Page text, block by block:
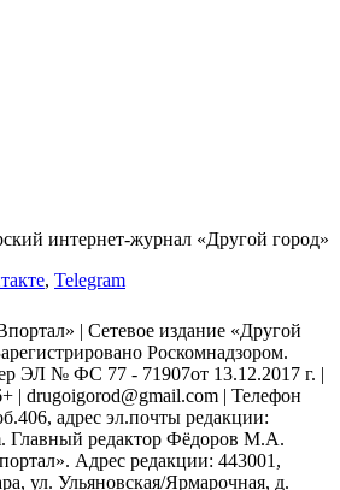
интернет-журнал «Другой город»
, Telegram
| Сетевое издание «Другой
Роскомнадзором.
ЭЛ № ФС 77 - 71907от 13.12.2017 г. |
| drugoigorod@gmail.com | Телефон
адрес эл.почты редакции:
Главный редактор Фёдоров М.А.
Адрес редакции: 443001,
ул. Ульяновская/Ярмарочная, д.